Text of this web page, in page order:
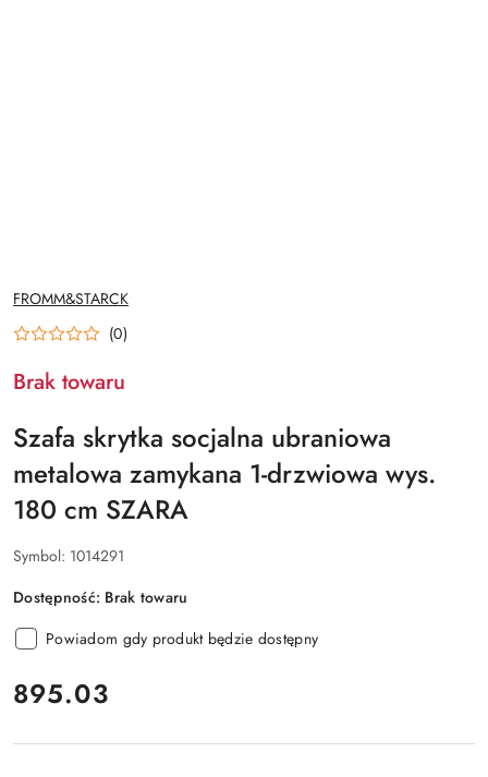
NAZWA
PRODUCENTA:
FROMM&STARCK
(0)
Brak towaru
Szafa skrytka socjalna ubraniowa
metalowa zamykana 1-drzwiowa wys.
180 cm SZARA
Symbol: 1014291
Dostępność: Brak towaru
Powiadom gdy produkt będzie dostępny
cena:
895.03